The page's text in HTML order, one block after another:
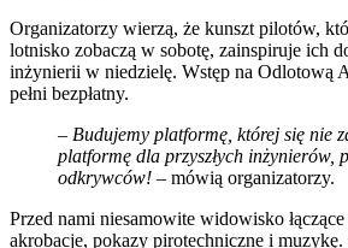
Organizatorzy wierzą, że kunszt pilotów,
lotnisko zobaczą w sobotę, zainspiruje ich
inżynierii w niedzielę. Wstęp na Odlotową
pełni bezpłatny.
– Budujemy platformę, której się nie
platformę dla przyszłych inżynierów,
odkrywców! – mówią organizatorzy.
Przed nami niesamowite widowisko
akrobacje, pokazy pirotechniczne i